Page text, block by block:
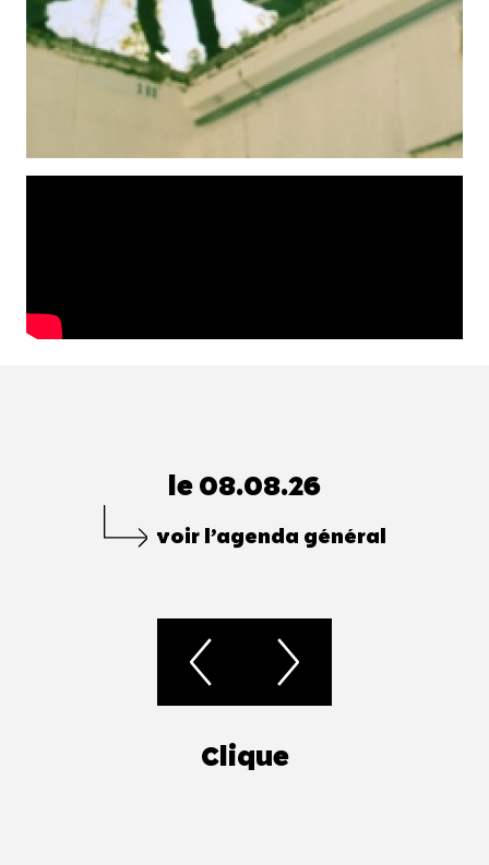
le 08.08.26
voir l’agenda général
Clique